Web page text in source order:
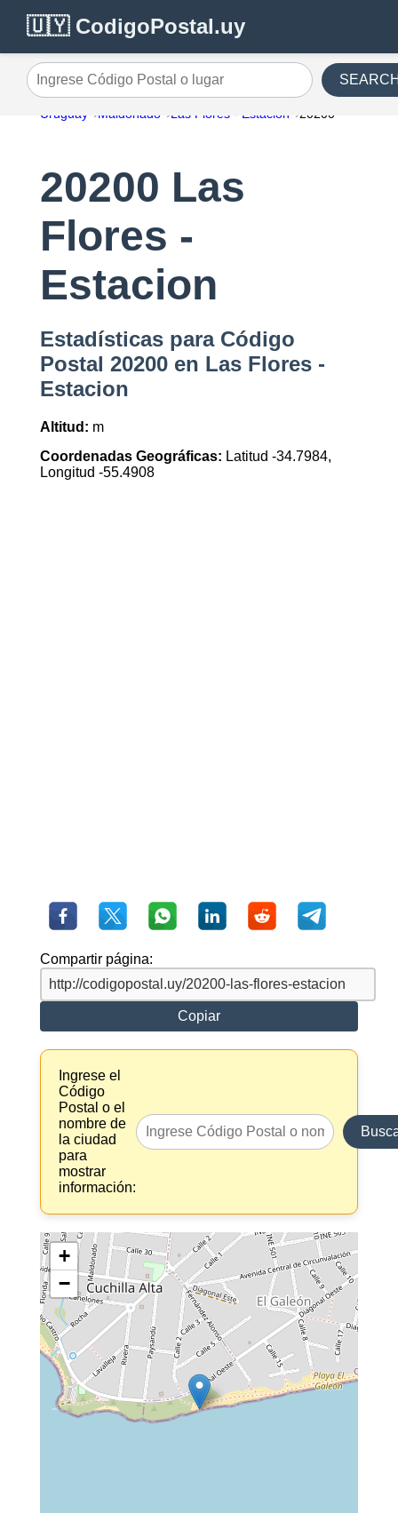
🇺🇾 CodigoPostal.uy
Ingrese Código Postal o lugar
Uruguay Maldonado Las Flores - Estacion 20200
20200 Las
Flores -
Estacion
Estadísticas para Código
Postal 20200 en Las Flores -
Estacion
Altitud: m
Coordenadas Geográficas: Latitud -34.7984,
Longitud -55.4908
Compartir página:
Copiar
Ingrese el
Código
Postal o el
nombre de
la ciudad
para
mostrar
información:
+
−